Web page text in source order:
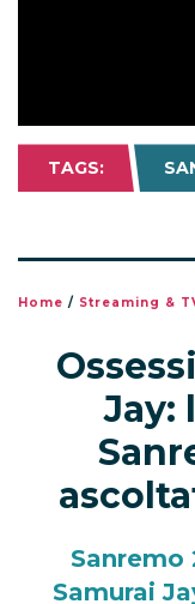
TAGS:
Home / Streaming &
Jay:
Sanremo
Samurai